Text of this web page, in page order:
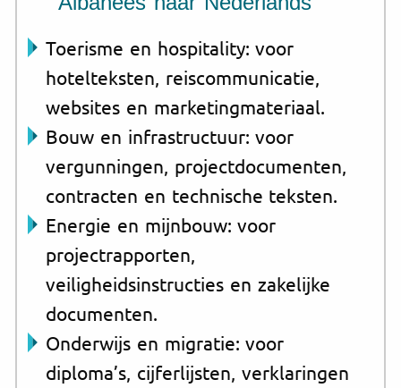
Toerisme en hospitality: voor
hotelteksten, reiscommunicatie,
websites en marketingmateriaal.
Bouw en infrastructuur: voor
vergunningen, projectdocumenten,
contracten en technische teksten.
Energie en mijnbouw: voor
projectrapporten,
veiligheidsinstructies en zakelijke
documenten.
Onderwijs en migratie: voor
diploma’s, cijferlijsten, verklaringen